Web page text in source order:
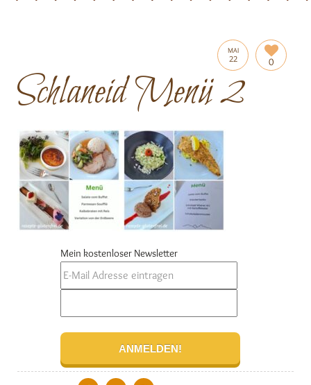
MAI
22 0
Schlaneid Menü 2
Mein kostenloser Newsletter